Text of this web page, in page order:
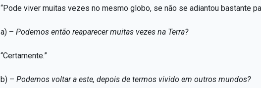
“Pode viver muitas vezes no mesmo globo, se não se adiantou bastante
a) – Podemos então reaparecer muitas vezes na Terra?
“Certamente.”
b) – Podemos voltar a este, depois de termos vivido em outros mundos?